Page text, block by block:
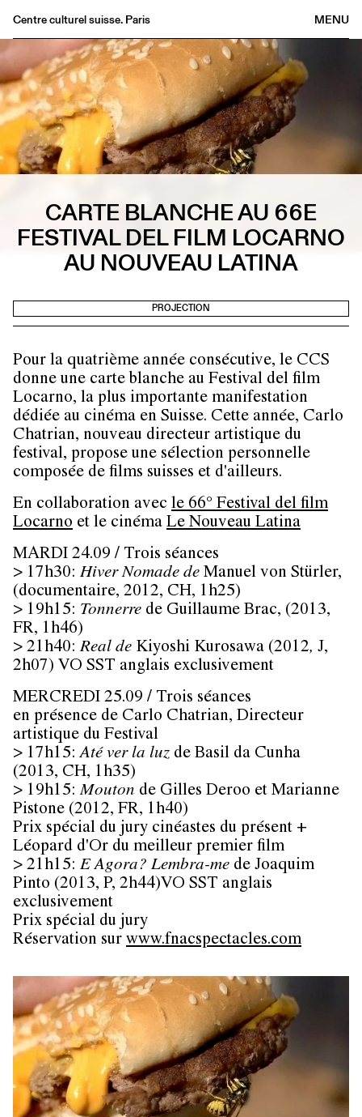
MENU
Centre culturel suisse. Paris
Agenda
Librairie
Buvette
Archives
Médiathèque
Informations
FR/EN
CARTE BLANCHE AU 66E
FESTIVAL DEL FILM LOCARNO
AU NOUVEAU LATINA
PROJECTION
Pour la quatrième année consécutive, le CCS
donne une carte blanche au Festival del film
Locarno, la plus importante manifestation
dédiée au cinéma en Suisse. Cette année, Carlo
Chatrian, nouveau directeur artistique du
festival, propose une sélection personnelle
composée de films suisses et d'ailleurs.
En collaboration avec le 66° Festival del film
Locarno et le cinéma Le Nouveau Latina
MARDI 24.09 / Trois séances
> 17h30: Hiver Nomade de Manuel von Stürler,
(documentaire, 2012, CH, 1h25)
> 19h15: Tonnerre de Guillaume Brac, (2013,
FR, 1h46)
> 21h40:Real de Kiyoshi Kurosawa (2012, J,
2h07) VO SST anglais exclusivement
MERCREDI 25.09 / Trois séances
en présence de Carlo Chatrian, Directeur
artistique du Festival
> 17h15: Até ver la luz de Basil da Cunha
(2013, CH, 1h35)
> 19h15:Mouton de Gilles Deroo et Marianne
Pistone (2012, FR, 1h40)
Prix spécial du jury cinéastes du présent +
Léopard d'Or du meilleur premier film
> 21h15: E Agora? Lembra-me de Joaquim
Pinto (2013, P, 2h44)VO SST anglais
exclusivement
Prix spécial du jury
Réservation sur www.fnacspectacles.com